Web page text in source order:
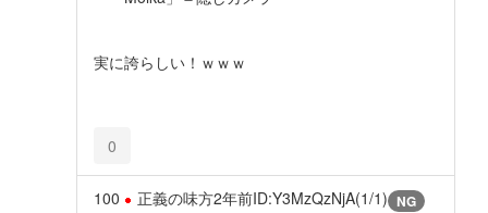
実に誇らしい！ｗｗｗ
0
100 正義の味方2年前ID:Y3MzQzNjA(1/1) NG